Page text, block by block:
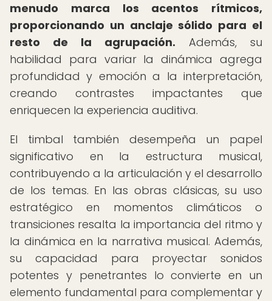
menudo marca los acentos rítmicos,
proporcionando un anclaje sólido para el
resto de la agrupación. Además, su
habilidad para variar la dinámica agrega
profundidad y emoción a la interpretación,
creando contrastes impactantes que
enriquecen la experiencia auditiva.
El timbal también desempeña un papel
significativo en la estructura musical,
contribuyendo a la articulación y el desarrollo
de los temas. En las obras clásicas, su uso
estratégico en momentos climáticos o
transiciones resalta la importancia del ritmo y
la dinámica en la narrativa musical. Además,
su capacidad para proyectar sonidos
potentes y penetrantes lo convierte en un
elemento fundamental para complementar y